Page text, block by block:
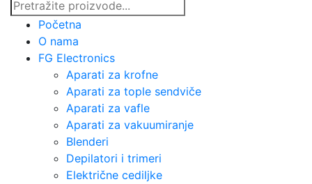
Početna
O nama
FG Electronics
Aparati za krofne
Aparati za tople sendviče
Aparati za vafle
Aparati za vakuumiranje
Blenderi
Depilatori i trimeri
Električne cediljke